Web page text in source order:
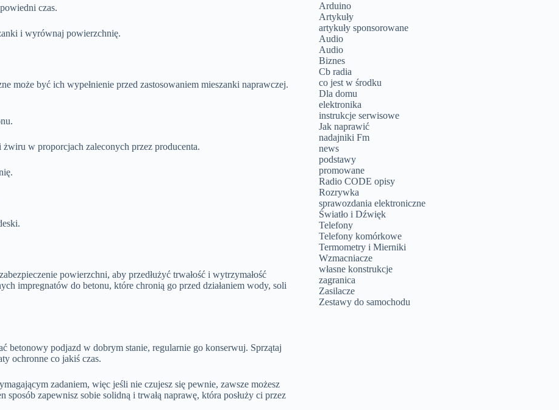
czas.
i wyrównaj powierzchnię.
może być ich wypełnienie przed zastosowaniem mieszanki naprawczej.
w proporcjach zaleconych przez producenta.
powierzchni, aby przedłużyć trwałość i wytrzymałość
impregnatów do betonu, które chronią go przed działaniem wody, soli
betonowy podjazd w dobrym stanie, regularnie go konserwuj. Sprzątaj
ochronne co jakiś czas.
zadaniem, więc jeśli nie czujesz się pewnie, zawsze możesz
zapewnisz sobie solidną i trwałą naprawę, która posłuży ci przez
Arduino
Artykuły
artykuły sponsorowane
Audio
Audio
Biznes
Cb radia
co jest w środku
Dla domu
elektronika
instrukcje serwisowe
Jak naprawić
nadajniki Fm
news
podstawy
promowane
Radio CODE opisy
Rozrywka
sprawozdania elektroniczne
Światło i Dźwięk
Telefony
Telefony komórkowe
Termometry i Mierniki
Wzmacniacze
własne konstrukcje
zagranica
Zasilacze
Zestawy do samochodu